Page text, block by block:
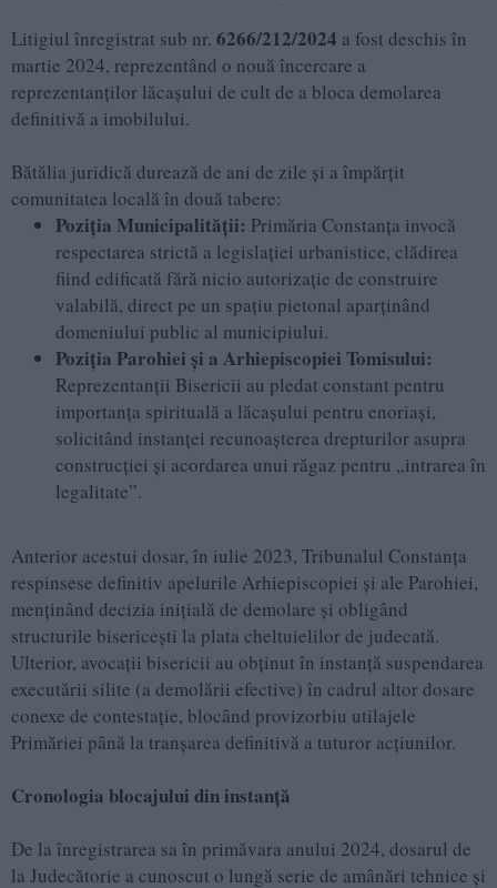
Litigiul înregistrat sub nr. 6266/212/2024 a fost deschis în
martie 2024, reprezentând o nouă încercare a
reprezentanților lăcașului de cult de a bloca demolarea
definitivă a imobilului.
Bătălia juridică durează de ani de zile și a împărțit
comunitatea locală în două tabere:
Poziția Municipalității: Primăria Constanța invocă
respectarea strictă a legislației urbanistice, clădirea
fiind edificată fără nicio autorizație de construire
valabilă, direct pe un spațiu pietonal aparținând
domeniului public al municipiului.
Poziția Parohiei și a Arhiepiscopiei Tomisului:
Reprezentanții Bisericii au pledat constant pentru
importanța spirituală a lăcașului pentru enoriași,
solicitând instanței recunoașterea drepturilor asupra
construcției și acordarea unui răgaz pentru „intrarea în
legalitate”.
Anterior acestui dosar, în iulie 2023, Tribunalul Constanța
respinsese definitiv apelurile Arhiepiscopiei și ale Parohiei,
menținând decizia inițială de demolare și obligând
structurile bisericești la plata cheltuielilor de judecată.
Ulterior, avocații bisericii au obținut în instanță suspendarea
executării silite (a demolării efective) în cadrul altor dosare
conexe de contestație, blocând provizorbiu utilajele
Primăriei până la tranșarea definitivă a tuturor acțiunilor.
Cronologia blocajului din instanță
De la înregistrarea sa în primăvara anului 2024, dosarul de
la Judecătorie a cunoscut o lungă serie de amânări tehnice și